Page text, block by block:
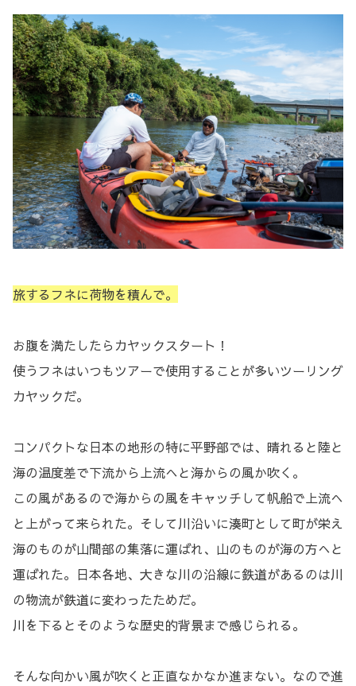
旅するフネに荷物を積んで。
お腹を満たしたらカヤックスタート！
使うフネはいつもツアーで使用することが多いツーリング
カヤックだ。
コンパクトな日本の地形の特に平野部では、晴れると陸と
海の温度差で下流から上流へと海からの風か吹く。
この風があるので海からの風をキャッチして帆船で上流へ
と上がって来られた。そして川沿いに湊町として町が栄え
海のものが山間部の集落に運ばれ、山のものが海の方へと
運ばれた。日本各地、大きな川の沿線に鉄道があるのは川
の物流が鉄道に変わったためだ。
川を下るとそのような歴史的背景まで感じられる。
そんな向かい風が吹くと正直なかなか進まない。なので進